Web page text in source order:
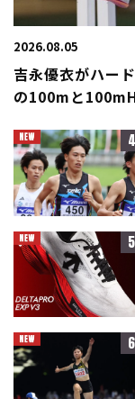
2026.08.05
吉永優衣がハー
の100mと
4
5
6